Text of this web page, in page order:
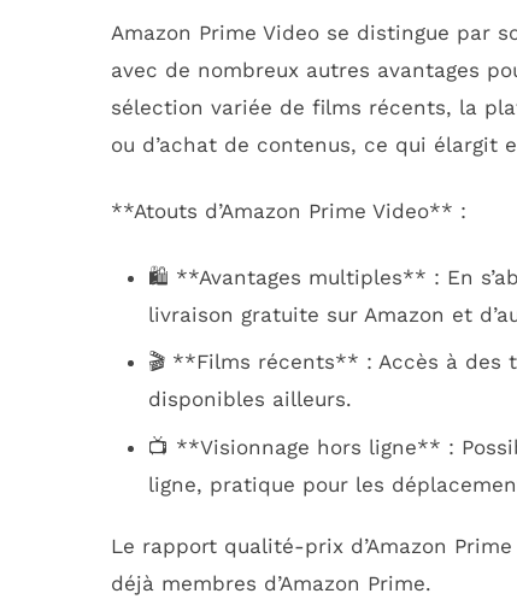
Amazon Prime Video se distingue par
avec de nombreux autres avantages
sélection variée de films récents, la
ou d’achat de contenus, ce qui élargit
**Atouts d’Amazon Prime Video** :
🛍️ **Avantages multiples** : En
livraison gratuite sur Amazon et
🎬 **Films récents** : Accès à des
disponibles ailleurs.
📺 **Visionnage hors ligne** :
ligne, pratique pour les
Le rapport qualité-prix d’Amazon
déjà membres d’Amazon Prime.